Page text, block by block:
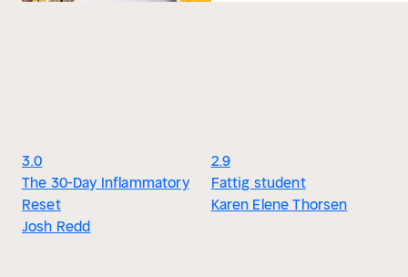
3.0
The 30-Day Inflammatory
Reset
Josh Redd
2.9
Fattig student
Karen Elene Thorsen